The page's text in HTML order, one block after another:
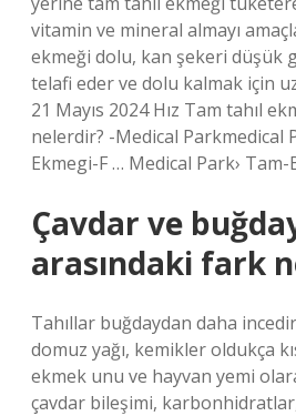
vitamin ve mineral almayı
ekmeği dolu, kan şekeri düşük
telafi eder ve dolu kalmak için
21 Mayıs 2024 Hız Tam tahıl
nelerdir? -Medical Parkmedical
Ekmegi-F … Medical Park›
Çavdar ve
arasındaki fark
Tahıllar buğdaydan daha
domuz yağı, kemikler oldukça
ekmek unu ve hayvan yemi
çavdar bileşimi,